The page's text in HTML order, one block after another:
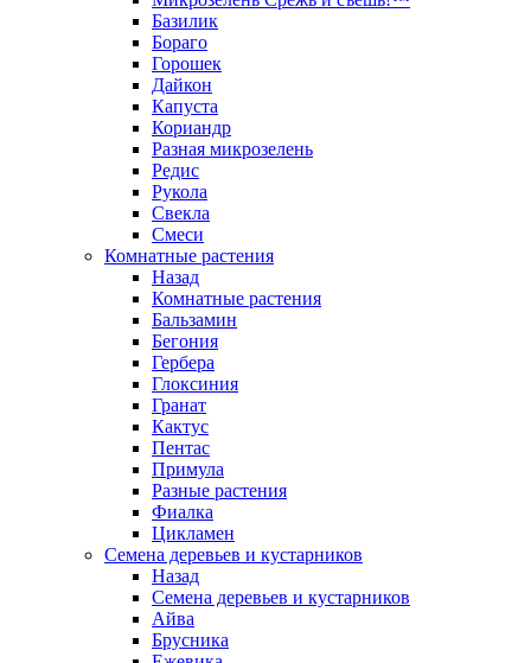
Базилик
Бораго
Горошек
Дайкон
Капуста
Кориандр
Разная микрозелень
Редис
Рукола
Свекла
Смеси
Комнатные растения
Назад
Комнатные растения
Бальзамин
Бегония
Гербера
Глоксиния
Гранат
Кактус
Пентас
Примула
Разные растения
Фиалка
Цикламен
Семена деревьев и кустарников
Назад
Семена деревьев и кустарников
Айва
Брусника